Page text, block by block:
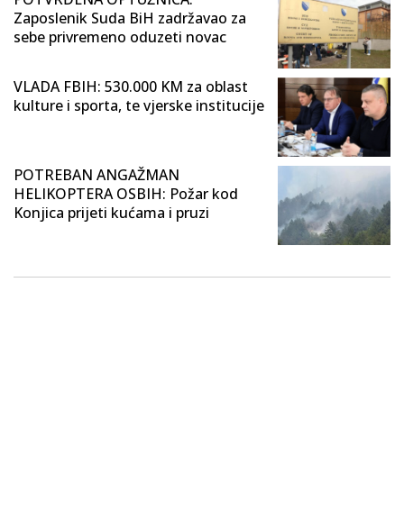
Zaposlenik Suda BiH zadržavao za
sebe privremeno oduzeti novac
VLADA FBIH: 530.000 KM za oblast
kulture i sporta, te vjerske institucije
POTREBAN ANGAŽMAN
HELIKOPTERA OSBIH: Požar kod
Konjica prijeti kućama i pruzi